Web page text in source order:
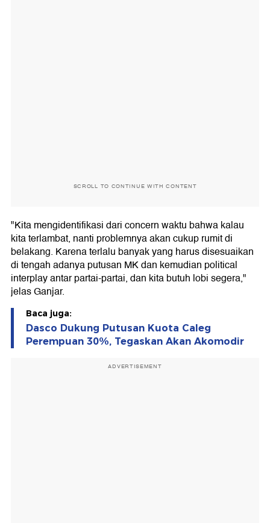
SCROLL TO CONTINUE WITH CONTENT
"Kita mengidentifikasi dari concern waktu bahwa kalau
kita terlambat, nanti problemnya akan cukup rumit di
belakang. Karena terlalu banyak yang harus disesuaikan
di tengah adanya putusan MK dan kemudian political
interplay antar partai-partai, dan kita butuh lobi segera,"
jelas Ganjar.
Baca juga:
Dasco Dukung Putusan Kuota Caleg
Perempuan 30%, Tegaskan Akan Akomodir
ADVERTISEMENT